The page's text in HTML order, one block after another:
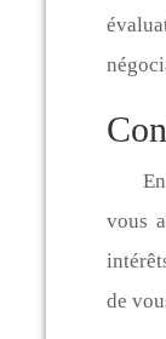
vous
de